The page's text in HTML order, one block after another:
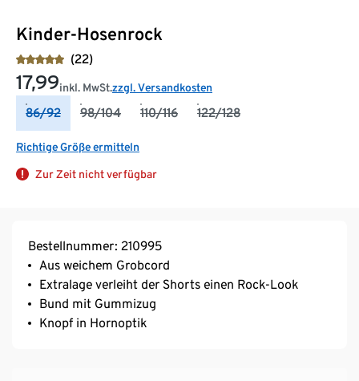
Kinder-Hosenrock
(22)
17,99inkl. MwSt.zzgl. Versandkosten
86/92 98/104 110/116 122/128
Richtige Größe ermitteln
Zur Zeit nicht verfügbar
Bestellnummer: 210995
Aus weichem Grobcord
Extralage verleiht der Shorts einen Rock-Look
Bund mit Gummizug
Knopf in Hornoptik